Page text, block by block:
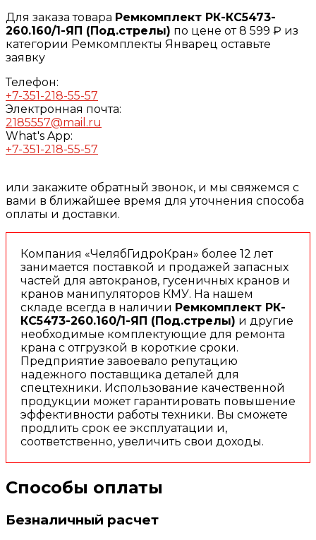
Для заказа товара Ремкомплект РК-КС5473-
260.160/1-ЯП (Под.стрелы) по цене от 8 599 ₽ из
категории Ремкомплекты Январец оставьте
заявку
Телефон:
+7-351-218-55-57
Электронная почта:
2185557@mail.ru
What's App:
+7-351-218-55-57
или закажите обратный звонок, и мы свяжемся с
вами в ближайшее время для уточнения способа
оплаты и доставки.
Компания «ЧелябГидроКран» более 12 лет
занимается поставкой и продажей запасных
частей для автокранов, гусеничных кранов и
кранов манипуляторов КМУ. На нашем
складе всегда в наличии Ремкомплект РК-
КС5473-260.160/1-ЯП (Под.стрелы) и другие
необходимые комплектующие для ремонта
крана с отгрузкой в короткие сроки.
Предприятие завоевало репутацию
надежного поставщика деталей для
спецтехники. Использование качественной
продукции может гарантировать повышение
эффективности работы техники. Вы сможете
продлить срок ее эксплуатации и,
соответственно, увеличить свои доходы.
Способы оплаты
Безналичный расчет